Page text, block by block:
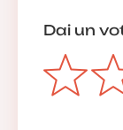
Dai un